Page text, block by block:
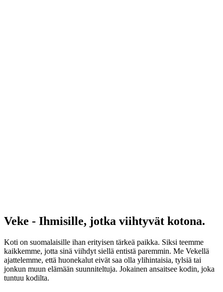
Veke - Ihmisille, jotka viihtyvät kotona.
Koti on suomalaisille ihan erityisen tärkeä paikka. Siksi teemme
kaikkemme, jotta sinä viihdyt siellä entistä paremmin. Me Vekellä
ajattelemme, että huonekalut eivät saa olla ylihintaisia, tylsiä tai
jonkun muun elämään suunniteltuja. Jokainen ansaitsee kodin, joka
tuntuu kodilta.